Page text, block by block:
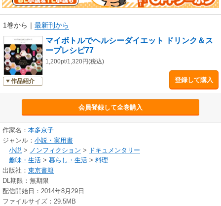
1巻から ｜ 最新刊から
作品紹介
マイボトルでヘルシーダイエット ドリンク＆ス
ープレシピ77
1,200pt/1,320円(税込)
登録して購入
会員登録して全巻購入
作家名： 本多京子
ジャンル： 小説・実用書
小説 > ノンフィクション > ドキュメンタリー
趣味・生活 > 暮らし・生活 > 料理
出版社： 東京書籍
DL期限：無期限
配信開始日：2014年8月29日
ファイルサイズ：29.5MB